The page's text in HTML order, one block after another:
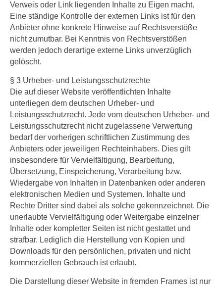
Verweis oder Link liegenden Inhalte zu Eigen macht.
Eine ständige Kontrolle der externen Links ist für den
Anbieter ohne konkrete Hinweise auf Rechtsverstöße
nicht zumutbar. Bei Kenntnis von Rechtsverstößen
werden jedoch derartige externe Links unverzüglich
gelöscht.
§ 3 Urheber- und Leistungsschutzrechte
Die auf dieser Website veröffentlichten Inhalte
unterliegen dem deutschen Urheber- und
Leistungsschutzrecht. Jede vom deutschen Urheber- und
Leistungsschutzrecht nicht zugelassene Verwertung
bedarf der vorherigen schriftlichen Zustimmung des
Anbieters oder jeweiligen Rechteinhabers. Dies gilt
insbesondere für Vervielfältigung, Bearbeitung,
Übersetzung, Einspeicherung, Verarbeitung bzw.
Wiedergabe von Inhalten in Datenbanken oder anderen
elektronischen Medien und Systemen. Inhalte und
Rechte Dritter sind dabei als solche gekennzeichnet. Die
unerlaubte Vervielfältigung oder Weitergabe einzelner
Inhalte oder kompletter Seiten ist nicht gestattet und
strafbar. Lediglich die Herstellung von Kopien und
Downloads für den persönlichen, privaten und nicht
kommerziellen Gebrauch ist erlaubt.
Die Darstellung dieser Website in fremden Frames ist nur